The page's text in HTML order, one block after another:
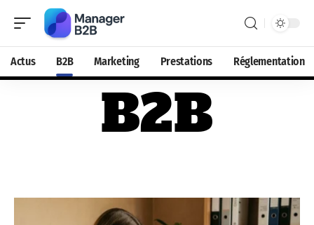
Actus B2B Marketing Prestations Réglementation
B2B